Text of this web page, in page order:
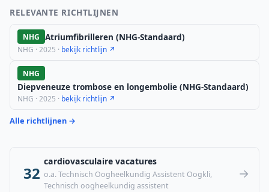
RELEVANTE RICHTLIJNEN
NHG Atriumfibrilleren (NHG-Standaard)
NHG · 2025 · bekijk richtlijn ↗
NHG
Diepveneuze trombose en longembolie (NHG-Standaard)
NHG · 2025 · bekijk richtlijn ↗
Alle richtlijnen →
32
cardiovasculaire vacatures
o.a. Technisch Oogheelkundig Assistent Oogkli,
Technisch oogheelkundig assistent
→